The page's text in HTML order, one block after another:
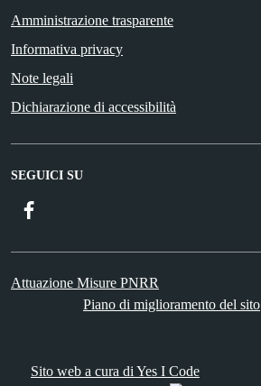
Amministrazione trasparente
Informativa privacy
Note legali
Dichiarazione di accessibilità
SEGUICI SU
Attuazione Misure PNRR
Piano di miglioramento del sito
Sito web a cura di Yes I Code